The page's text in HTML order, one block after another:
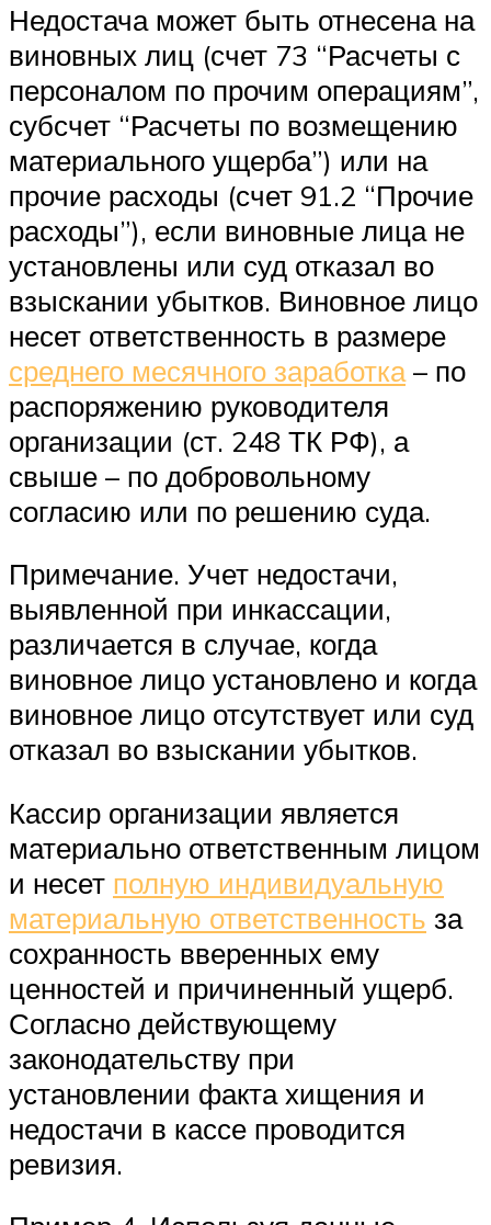
Недостача может быть отнесена на
виновных лиц (счет 73 “Расчеты с
персоналом по прочим операциям”,
субсчет “Расчеты по возмещению
материального ущерба”) или на
прочие расходы (счет 91.2 “Прочие
расходы”), если виновные лица не
установлены или суд отказал во
взыскании убытков. Виновное лицо
несет ответственность в размере
среднего месячного заработка– по
распоряжению руководителя
организации (ст. 248 ТК РФ), а
свыше – по добровольному
согласию или по решению суда.
Примечание. Учет недостачи,
выявленной при инкассации,
различается в случае, когда
виновное лицо установлено и когда
виновное лицо отсутствует или суд
отказал во взыскании убытков.
Кассир организации является
материально ответственным лицом
и несет полную индивидуальную
материальную ответственность за
сохранность вверенных ему
ценностей и причиненный ущерб.
Согласно действующему
законодательству при
установлении факта хищения и
недостачи в кассе проводится
ревизия.